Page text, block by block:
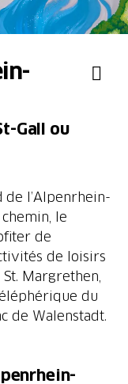
Gall ou
l’Alpenrhein-
le
de
de loisirs
Margrethen,
du
de Walenstadt.